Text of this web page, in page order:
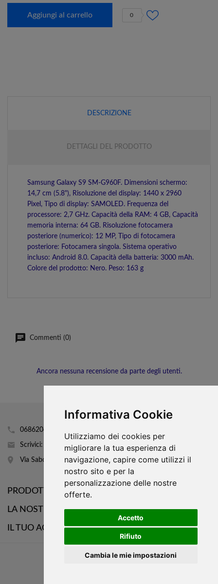
Informativa Cookie
Utilizziamo dei cookies per
migliorare la tua esperienza di
navigazione, capire come utilizzi il
nostro sito e per la
personalizzazione delle nostre
offerte.
Accetto
Rifiuto
Cambia le mie impostazioni
Aggiungi al carrello 0
DESCRIZIONE
DETTAGLI DEL PRODOTTO
Samsung Galaxy S9 SM-G960F. Dimensioni schermo:
14,7 cm (5.8"), Risoluzione del display: 1440 x 2960
Pixel, Tipo di display: SAMOLED. Frequenza del
processore: 2,7 GHz. Capacità della RAM: 4 GB, Capacità
memoria interna: 64 GB. Risoluzione fotocamera
posteriore (numerico): 12 MP, Tipo di fotocamera
posteriore: Fotocamera singola. Sistema operativo
incluso: Android 8.0. Capacità della batteria: 3000 mAh.
Colore del prodotto: Nero. Peso: 163 g
Commenti (0)
Ancora nessuna recensione da parte degli utenti.
0686204160
Scrivici: info@mobhi.it
Via Sabotino 43
PRODOTTI
LA NOSTRA AZIENDA 
IL TUO ACCOUNT 